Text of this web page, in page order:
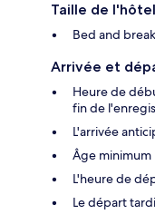
Taille de l'hôtel
Bed and
Arrivée et
Heure de
fin de
L'arrivée
Âge
L'heure de
Le départ